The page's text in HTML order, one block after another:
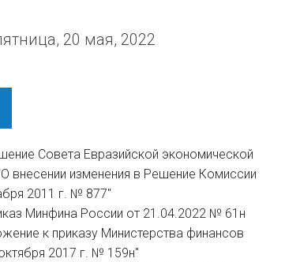
20 мая, 2022
Совета Евразийской экономической
внесении изменения в Решение Комиссии
2011 г. № 877"
Минфина России от 21.04.2022 № 61н
к приказу Министерства финансов
2017 г. № 159н"